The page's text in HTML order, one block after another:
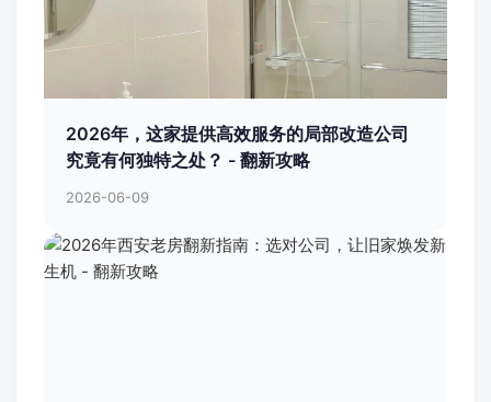
2026年，这家提供高效服务的局部改造公司
究竟有何独特之处？ - 翻新攻略
2026-06-09